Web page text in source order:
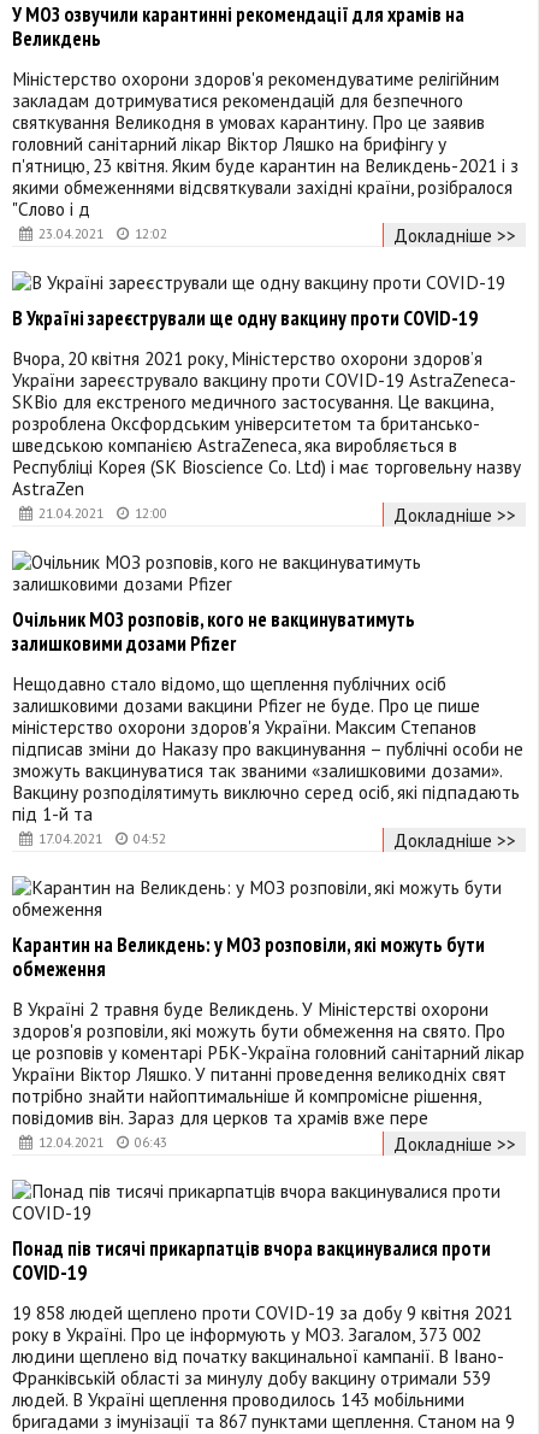
23.04.2021 12:02
У МОЗ озвучили карантинні рекомендації для храмів на
Великдень
Міністерство охорони здоров'я рекомендуватиме релігійним
закладам дотримуватися рекомендацій для безпечного
святкування Великодня в умовах карантину. Про це заявив
головний санітарний лікар Віктор Ляшко на брифінгу у
п'ятницю, 23 квітня. Яким буде карантин на Великдень-2021 і з
якими обмеженнями відсвяткували західні країни, розібралося
"Слово і д
Докладніше >>
21.04.2021 12:00
В Україні зареєстрували ще одну вакцину проти COVID-19
Вчора, 20 квітня 2021 року, Міністерство охорони здоров’я
України зареєструвало вакцину проти COVID-19 AstraZeneca-
SKBio для екстреного медичного застосування. Це вакцина,
розроблена Оксфордським університетом та британсько-
шведською компанією AstraZeneca, яка виробляється в
Республіці Корея (SK Bioscience Co. Ltd) і має торговельну назву
AstraZen
Докладніше >>
17.04.2021 04:52
Очільник МОЗ розповів, кого не вакцинуватимуть
залишковими дозами Pfizer
Нещодавно стало відомо, що щеплення публічних осіб
залишковими дозами вакцини Pfizer не буде. Про це пише
міністерство охорони здоров'я України. Максим Степанов
підписав зміни до Наказу про вакцинування – публічні особи не
зможуть вакцинуватися так званими «залишковими дозами».
Вакцину розподілятимуть виключно серед осіб, які підпадають
під 1-й та
Докладніше >>
12.04.2021 06:43
Карантин на Великдень: у МОЗ розповіли, які можуть бути
обмеження
В Україні 2 травня буде Великдень. У Міністерстві охорони
здоров'я розповіли, які можуть бути обмеження на свято. Про
це розповів у коментарі РБК-Україна головний санітарний лікар
України Віктор Ляшко. У питанні проведення великодніх свят
потрібно знайти найоптимальніше й компромісне рішення,
повідомив він. Зараз для церков та храмів вже пере
Докладніше >>
Понад пів тисячі прикарпатців вчора вакцинувалися проти
COVID-19
19 858 людей щеплено проти COVID-19 за добу 9 квітня 2021
року в Україні. Про це інформують у МОЗ. Загалом, 373 002
людини щеплено від початку вакцинальної кампанії. В Івано-
Франківській області за минулу добу вакцину отримали 539
людей. В Україні щеплення проводилось 143 мобільними
бригадами з імунізації та 867 пунктами щеплення. Станом на 9